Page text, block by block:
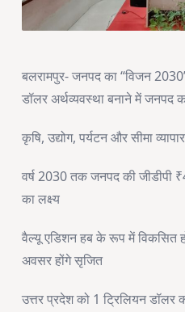
बलरामपुर- जनपद का “विजन
डॉलर अर्थव्यवस्था बनाने में जनपद
कृषि, उद्योग, पर्यटन और सीमा
वर्ष 2030 तक जनपद की जीडीपी
का लक्ष्य
वैल्यू एडिशन हब के रूप में विकसित
अवसर होंगे सृजित
उत्तर प्रदेश को 1 ट्रिलियन डॉलर